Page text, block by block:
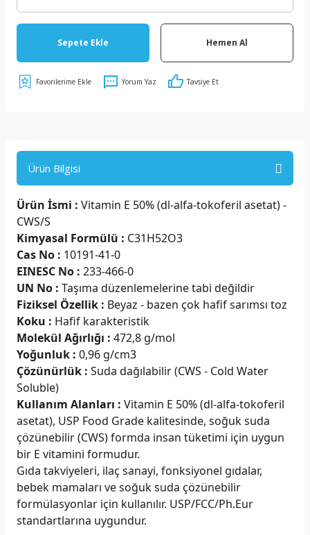
Sepete Ekle Hemen Al
Yorum Yaz Tavsiye Et
Ürün Bilgisi
Ürün İsmi : Vitamin E 50% (dl-alfa-tokoferil asetat) -
CWS/S
Kimyasal Formülü : C31H52O3
Cas No : 10191-41-0
EINESC No : 233-466-0
UN No : Taşıma düzenlemelerine tabi değildir
Fiziksel Özellik : Beyaz - bazen çok hafif sarımsı toz
Koku : Hafif karakteristik
Molekül Ağırlığı : 472,8 g/mol
Yoğunluk : 0,96 g/cm3
Çözünürlük : Suda dağılabilir (CWS - Cold Water
Soluble)
Kullanım Alanları : Vitamin E 50% (dl-alfa-tokoferil
asetat), USP Food Grade kalitesinde, soğuk suda
çözünebilir (CWS) formda insan tüketimi için uygun
bir E vitamini formudur.
Gıda takviyeleri, ilaç sanayi, fonksiyonel gıdalar,
bebek mamaları ve soğuk suda çözünebilir
formülasyonlar için kullanılır. USP/FCC/Ph.Eur
standartlarına uygundur.